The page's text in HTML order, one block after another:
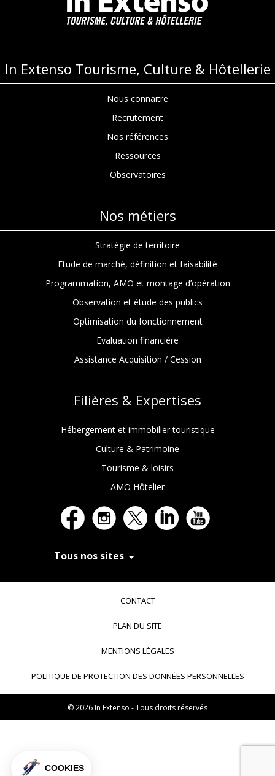
In Extenso Tourisme, Culture & Hôtellerie
Nous connaitre
Recrutement
Nos références
Ressources
Observatoires
Nos métiers
Stratégie de territoire
Etude de marché, définition et faisabilité
Programmation, AMO et montage d’opération
Observation et étude des publics
Optimisation du fonctionnement
Evaluation financière
Assistance Acquisition / Cession
Filières & Expertises
Hébergement et immobilier touristique
Culture & Patrimoine
Tourisme & loisirs
AMO Hôtelier
Tous nos sites
In Extenso Tourisme, Culture & Hôtellerie
Transaxio Hôtel, partenaire In Extenso
fulll, logiciel expert-comptable
CONTACT
PLAN DU SITE
MENTIONS LÉGALES
POLITIQUE DE PROTECTION DES DONNÉES PERSONNELLES
© 2026 In Extenso - Tous droits réservés
COOKIES